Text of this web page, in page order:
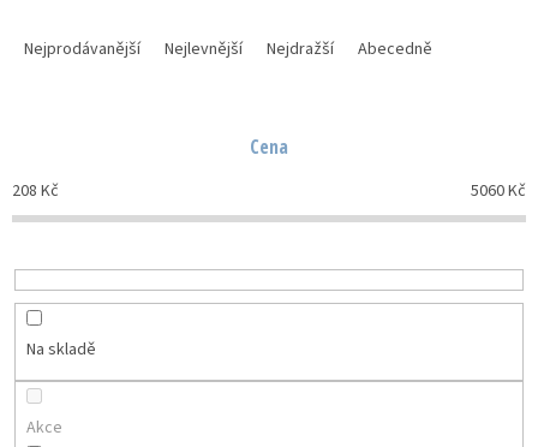
p
r
o
u
k
Nejprodávanější Nejlevnější Nejdražší Abecedně
Cena
208 Kč 5060Kč
Na skladě
Akce